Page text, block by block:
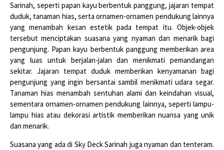
Sarinah, seperti papan kayu berbentuk panggung, jajaran tempat
duduk, tanaman hias, serta ornamen-ornamen pendukung lainnya
yang menambah kesan estetik pada tempat itu. Objek-objek
tersebut menciptakan suasana yang nyaman dan menarik bagi
pengunjung. Papan kayu berbentuk panggung memberikan area
yang luas untuk berjalan-jalan dan menikmati pemandangan
sekitar. Jajaran tempat duduk memberikan kenyamanan bagi
pengunjung yang ingin bersantai sambil menikmati udara segar.
Tanaman hias menambah sentuhan alami dan keindahan visual,
sementara ornamen-ornamen pendukung lainnya, seperti lampu-
lampu hias atau dekorasi artistik memberikan nuansa yang unik
dan menarik.
Suasana yang ada di Sky Deck Sarinah juga nyaman dan tenteram.